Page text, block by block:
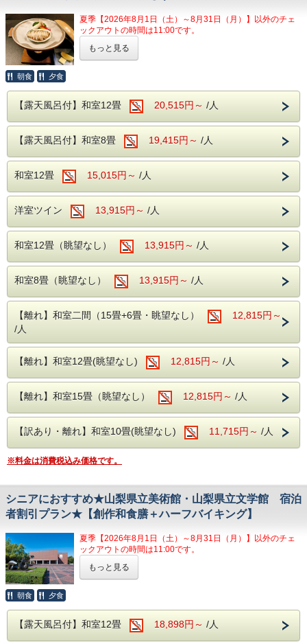
見る角度により表情を変えるのが魅力とな
り、風情溢れる当館の魅力の1つとなりま
す。
ンジング効果により肌の汚れを落とす美肌の
湯となります。
【館内施設】
・無料予約制卓球
・ゲームコーナー
※客室露天風呂は沸かし湯となります。
石和温泉駅送迎バスのご案内
石和温泉駅より無料の送迎バスが運行しております。
電車でお越しの際には、ぜひご利用ください。
駐車可能時間/13:00～翌11:00
※客室露天風呂は沸かし湯となります。
夏季【2026年8月1日（土）～8月31日（月）】以外のチェ
ックアウトの時間は11:00です。
ちょっと贅沢に、あわびのバター焼きを
トになった、別注料理付きプランとなります。
ぜひあわびのバター焼きをお得に味わってみてはいかがでし
お子様であわびのバター焼きをご注文になりたい場合は、宿
◆温泉のご紹介◆
本館1階 大浴場
営業時間/15:00～24:00/翌5:00～10:00
※男女入れ替え制なし
大浴場の入り口手前には、浮舞台「三条夫
人」がございます。
見る角度により表情を変えるのが魅力とな
り、風情溢れる当館の魅力の1つとなりま
す。
お部屋へのご案内は15:00以降となります。
チェックアウトも11:00までとゆっくりお過
ごしいただけます。
◆館内施設のご紹介◆
【個室カラオケ、卓球コーナー】
当日の13時よりフロントにてご予約を承りま
す。
※先着順でのご案内とさせていただきます。
【ゲームコーナー】
営業時間/13:00～23:00
◆石和温泉駅送迎バスのご案内◆
石和温泉駅より無料の送迎バスが運行してお
電車でお越しの際には、ぜひご利用くださ
い。
もっと見る
朝食 夕食
【露天風呂付】和室12畳 20,515円～ /人
【露天風呂付】和室8畳 19,415円～ /人
和室12畳 15,015円～ /人
洋室ツイン 13,915円～ /人
和室12畳（眺望なし） 13,915円～ /人
和室8畳（眺望なし） 13,915円～ /人
【離れ】和室二間（15畳+6畳・眺望なし）
12,815円～
/人
【離れ】和室12畳(眺望なし) 12,815円～ /人
【離れ】和室15畳（眺望なし） 12,815円～ /人
【訳あり・離れ】和室10畳(眺望なし) 11,715円～ /人
※料金は消費税込み価格です。
シニアにおすすめ★山梨県立美術館・山梨県立文学館 宿泊
者割引プラン★【創作和食膳＋ハーフバイキング】
夏季【2026年8月1日（土）～8月31日（月）】以外のチェ
ックアウトの時間は11:00です。
当ホテルを拠点に美術館・文学館をお得に巡るシニア向けの
旅のプランをご用意いたしました。
美術館や温泉など、のんびりと過ごす時間を楽しみたいシニ
もっと見る
朝食 夕食
【露天風呂付】和室12畳 18,898円～ /人